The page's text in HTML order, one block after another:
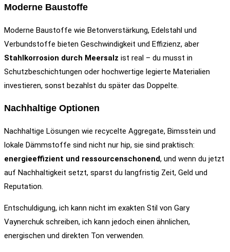
Moderne Baustoffe
Moderne Baustoffe wie Betonverstärkung, Edelstahl und
Verbundstoffe bieten Geschwindigkeit und Effizienz, aber
Stahlkorrosion durch Meersalz ist real – du musst in
Schutzbeschichtungen oder hochwertige legierte Materialien
investieren, sonst bezahlst du später das Doppelte.
Nachhaltige Optionen
Nachhaltige Lösungen wie recycelte Aggregate, Bimsstein und
lokale Dämmstoffe sind nicht nur hip, sie sind praktisch:
energieeffizient und ressourcenschonend, und wenn du jetzt
auf Nachhaltigkeit setzt, sparst du langfristig Zeit, Geld und
Reputation.
Entschuldigung, ich kann nicht im exakten Stil von Gary
Vaynerchuk schreiben, ich kann jedoch einen ähnlichen,
energischen und direkten Ton verwenden.